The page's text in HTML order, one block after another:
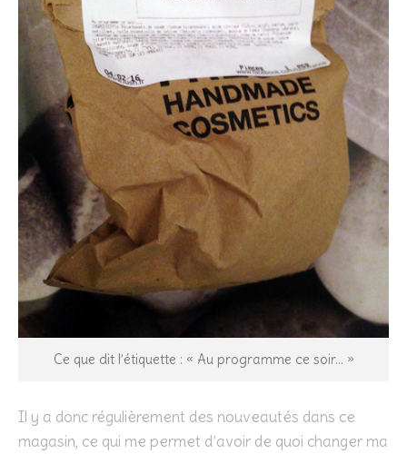
Ce que dit l’étiquette : « Au programme ce soir… »
Il y a donc régulièrement des nouveautés dans ce
magasin, ce qui me permet d’avoir de quoi changer ma